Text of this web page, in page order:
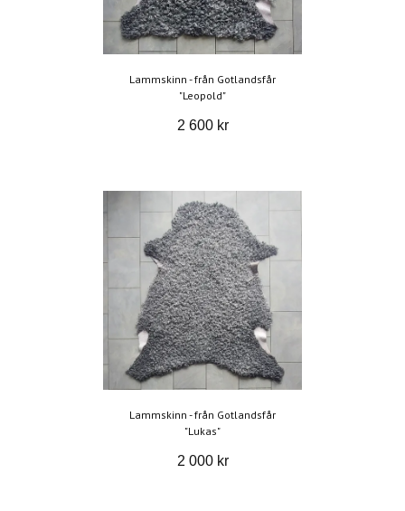
Lammskinn - från Gotlandsfår
"Leopold"
2 600 kr
Lammskinn - från Gotlandsfår
"Lukas"
2 000 kr